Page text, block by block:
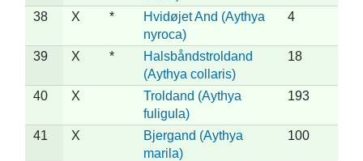
38 X *
Hvidøjet And (Aythya
nyroca)
4
39 X *
Halsbåndstroldand
(Aythya collaris)
18
40 X
Troldand (Aythya
fuligula)
193
41 X
Bjergand (Aythya
marila)
100